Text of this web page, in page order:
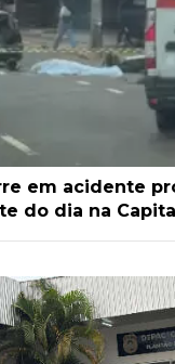
em acidente
do dia na